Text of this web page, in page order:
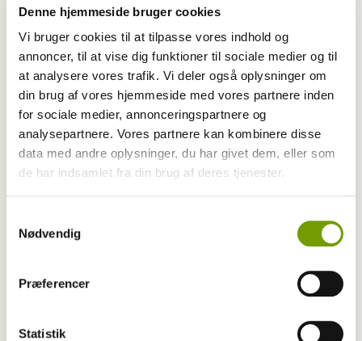
Denne hjemmeside bruger cookies
Vi bruger cookies til at tilpasse vores indhold og
annoncer, til at vise dig funktioner til sociale medier og til
at analysere vores trafik. Vi deler også oplysninger om
din brug af vores hjemmeside med vores partnere inden
for sociale medier, annonceringspartnere og
analysepartnere. Vores partnere kan kombinere disse
data med andre oplysninger, du har givet dem, eller som
de har indsamlet fra din brug af deres tjenester.
Nødvendig
Præferencer
Statistik
Britisk racedebat handler ikke om nyt